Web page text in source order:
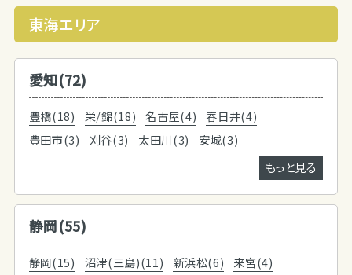
東海エリア
愛知(72)
豊橋(18) 栄/錦(18) 名古屋(4)
春日井(4)
豊田市(3)
刈谷(3) 太田川(3)
安城(3)
もっと見る
静岡(55)
静岡(15) 沼津(三島)(11) 新浜松(6)
来宮(4)